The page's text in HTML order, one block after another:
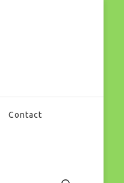
Contact